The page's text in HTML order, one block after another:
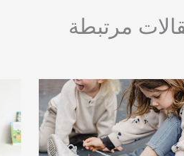
مرتبطة